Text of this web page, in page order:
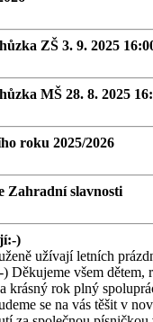
ZŠ 3. 9. 2025
MŠ 28. 8. 2025
roku 2025/2026
Zahradní slavnosti
)
užívají letních
Děkujeme všem dětem,
krásný rok plný
se na vás těšit v